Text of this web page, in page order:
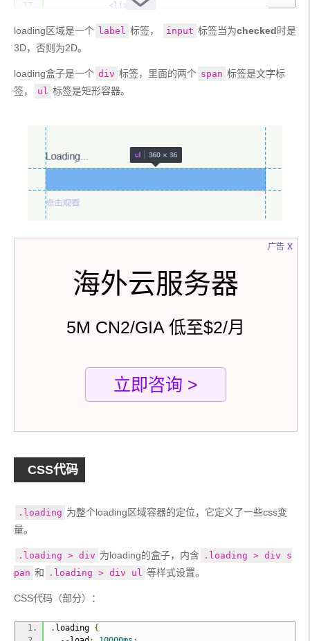
<li></li>
</div>
</label>
loading区域是一个 label 标签， input 标签当为checked时是
3D，否则为2D。
loading盒子是一个 div 标签，里面的两个 span 标签是文字标
签，
ul 标签是矩形容器。
广告
海外云服务器
5M CN2/GIA 低至$2/月
立即咨询 >
x
CSS代码
.loading 为整个loading区域容器的定位，它定义了一些css变
量。
.loading > div 为loading的盒子，内含 .loading > div s
pan 和 .loading > div ul 等样式设置。
CSS代码（部分）：
. loading {